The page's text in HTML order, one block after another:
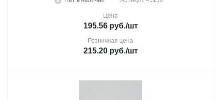
Цена
195.56руб./шт
Розничная цена
215.20руб./шт